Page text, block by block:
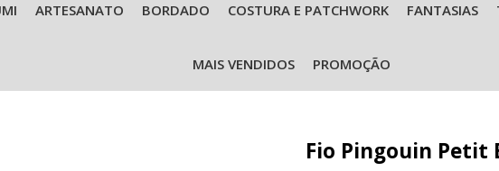
ARTESANATO BORDADO COSTURA E PATCHWORK FANTASIAS
MAIS VENDIDOS PROMOÇÃO
Fio Pingouin Petit